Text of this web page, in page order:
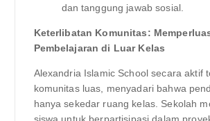
dan tanggung jawab sosial.
Keterlibatan Komunitas:
Pembelajaran di Luar Kelas
Alexandria Islamic School secara aktif
komunitas luas, menyadari bahwa
hanya sekedar ruang kelas. Sekolah
siswa untuk berpartisipasi dalam